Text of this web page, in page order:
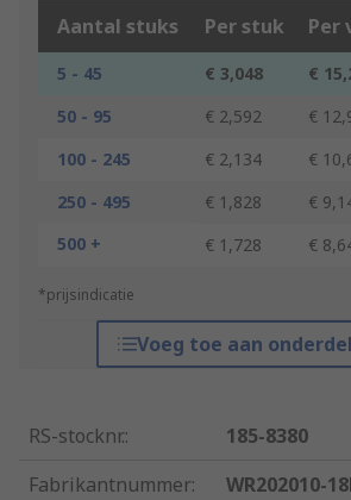
Aantal stuks Per stuk Per
5 - 45 € 3,048
€
50 - 95
€ 2,592
€
100 - 245
€ 2,134
€
250 - 495
€ 1,828
€
500 +
€ 1,728 €
*prijsindicatie
Voeg toe aan
RS-stocknr.:
185-8380
Fabrikantnummer:
WR202010-